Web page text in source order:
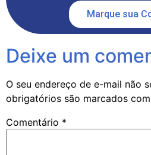
Marque sua
Deixe um
O seu endereço de e-mail não
obrigatórios são marcados com
Comentário *